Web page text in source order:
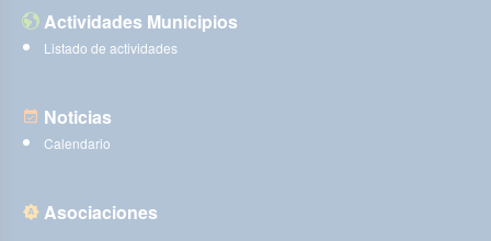
Actividades Municipios
Listado de actividades
Noticias
Calendario
Asociaciones